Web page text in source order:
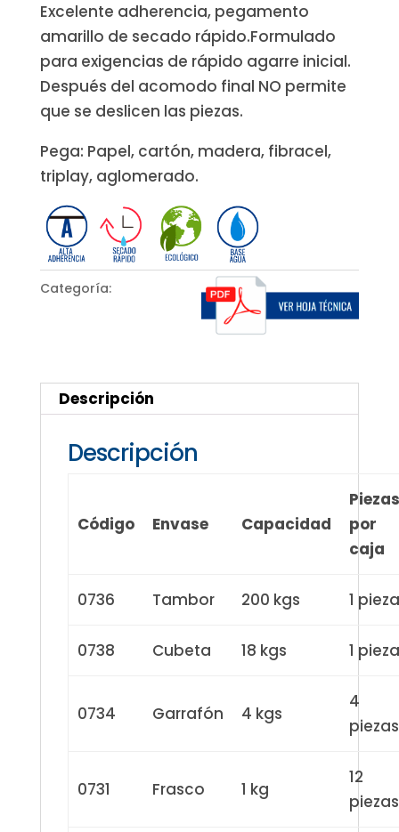
Excelente adherencia, pegamento
amarillo de secado rápido.Formulado
para exigencias de rápido agarre inicial.
Después del acomodo final NO permite
que se deslicen las piezas.
Pega: Papel, cartón, madera, fibracel,
triplay, aglomerado.
Categoría:
Descripción
Descripción
Código Envase Capacidad
Piezas
por
caja
0736 Tambor 200 kgs 1 pieza
0738 Cubeta 18 kgs 1 pieza
0734 Garrafón 4 kgs
4
piezas
0731 Frasco 1 kg
12
piezas